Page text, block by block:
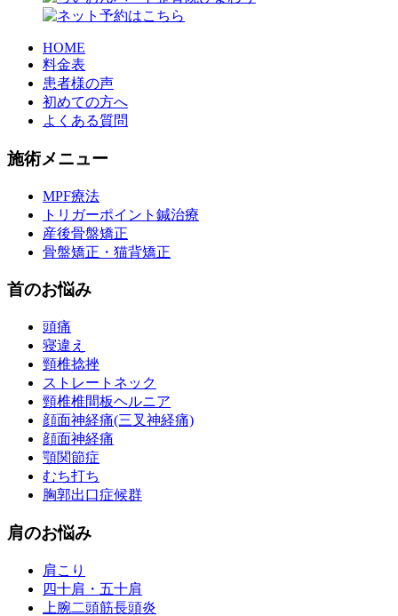
HOME
料金表
患者様の声
初めての方へ
よくある質問
施術メニュー
MPF療法
トリガーポイント鍼治療
産後骨盤矯正
骨盤矯正・猫背矯正
首のお悩み
頭痛
寝違え
頸椎捻挫
ストレートネック
頸椎椎間板ヘルニア
顔面神経痛(三叉神経痛)
顔面神経痛
顎関節症
むち打ち
胸郭出口症候群
肩のお悩み
肩こり
四十肩・五十肩
上腕二頭筋長頭炎